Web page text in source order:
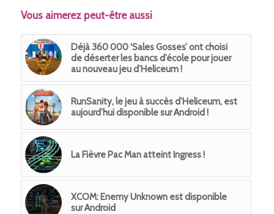
Vous aimerez peut-être aussi
Déjà 360 000 ‘Sales Gosses’ ont choisi
de déserter les bancs d’école pour jouer
au nouveau jeu d’Heliceum !
RunSanity, le jeu à succès d’Heliceum, est
aujourd’hui disponible sur Android !
La Fièvre Pac Man atteint Ingress !
XCOM: Enemy Unknown est disponible
sur Android